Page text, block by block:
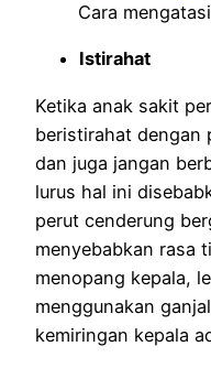
Cara
Istirahat
Ketika anak sakit
beristirahat dengan
dan juga jangan
lurus hal ini
perut cenderung
menyebabkan rasa
menopang kepala,
menggunakan
kemiringan kepala